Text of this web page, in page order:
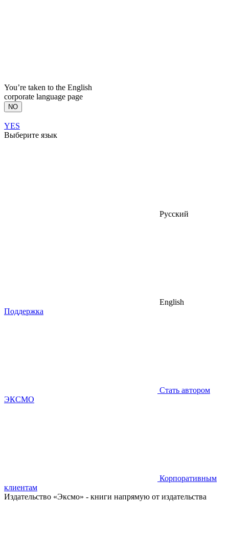
You’re taken to the English
corporate language page
NO
YES
Выберите язык
Русский
English
Поддержка
Стать автором
ЭКСМО
Корпоративным
клиентам
Издательство «Эксмо» - книги напрямую от издательства